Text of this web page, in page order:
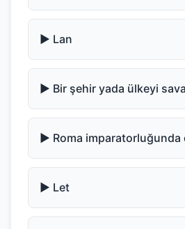
▶️ Lan
▶️ Bir şehir yada ülkeyi
▶️ Roma imparatorluğunda
▶️ Let